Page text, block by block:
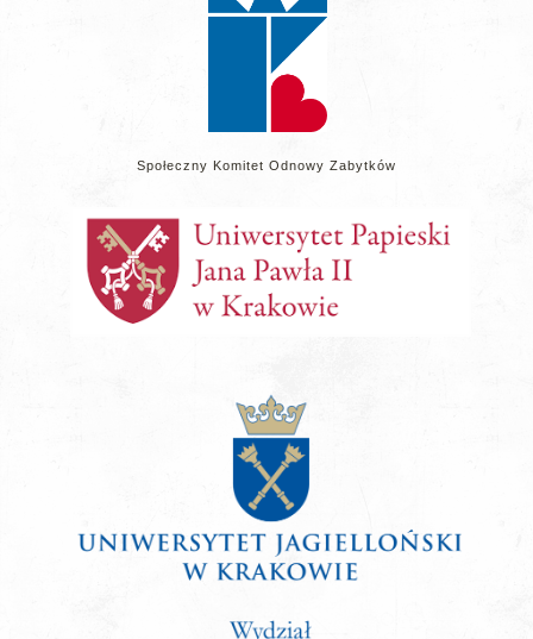
Społeczny Komitet Odnowy Zabytków